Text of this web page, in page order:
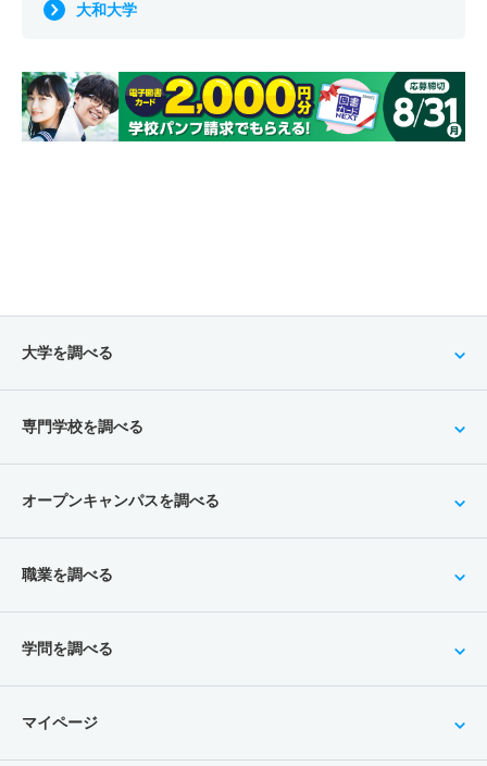
大和大学
大学を調べる
専門学校を調べる
オープンキャンパスを調べる
職業を調べる
学問を調べる
マイページ